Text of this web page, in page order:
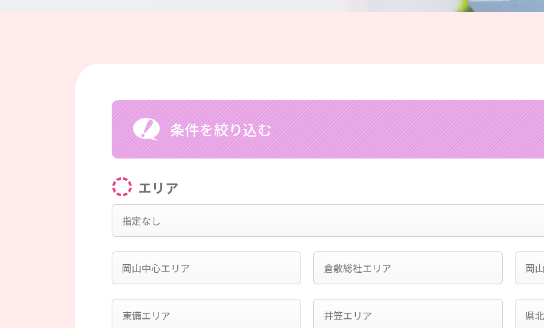
条件を絞り込む
エリア
指定なし
岡山中心エリア 倉敷総社エリア 岡
東備エリア 井笠エリア 県